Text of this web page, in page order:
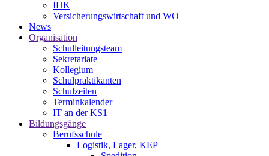
IHK
Versicherungswirtschaft und WO
News
Organisation
Schulleitungsteam
Sekretariate
Kollegium
Schulpraktikanten
Schulzeiten
Terminkalender
IT an der KS1
Bildungsgänge
Berufsschule
Logistik, Lager, KEP